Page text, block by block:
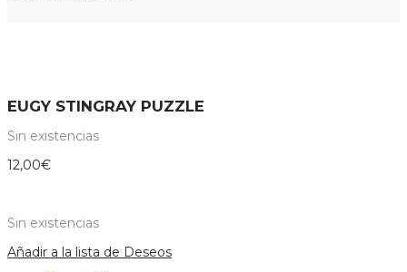
EUGY STINGRAY PUZZLE
Sin existencias
12,00€
Sin existencias
Añadir a la lista de Deseos